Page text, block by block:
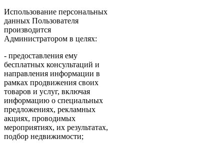
Использование персональных
данных Пользователя
производится
Администратором в целях:
- предоставления ему
бесплатных консультаций и
направления информации в
рамках продвижения своих
товаров и услуг, включая
информацию о специальных
предложениях, рекламных
акциях, проводимых
мероприятиях, их результатах,
подбор недвижимости;